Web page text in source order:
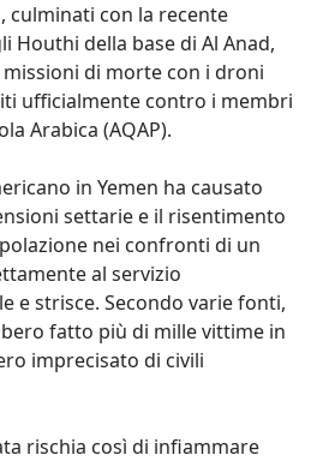
con la recente
Houthi della base di Al Anad,
di morte con i droni
ufficialmente contro i membri
Arabica (AQAP).
in Yemen ha causato
settarie e il risentimento
nei confronti di un
al servizio
e strisce. Secondo varie fonti,
fatto più di mille vittime in
imprecisato di civili
rischia così di infiammare